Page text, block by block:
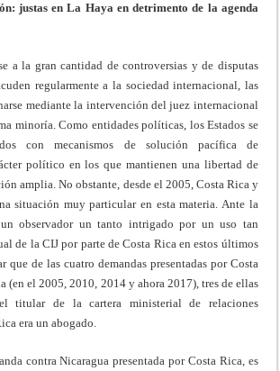
justas en La Haya en detrimento de la agenda
a la gran cantidad de controversias y de disputas
regularmente a la sociedad internacional, las
mediante la intervención del juez internacional
minoría. Como entidades políticas, los Estados se
con mecanismos de solución pacífica de
político en los que mantienen una libertad de
amplia. No obstante, desde el 2005, Costa Rica y
situación muy particular en esta materia. Ante la
observador un tanto intrigado por un uso tan
de la CIJ por parte de Costa Rica en estos últimos
que de las cuatro demandas presentadas por Costa
(en el 2005, 2010, 2014 y ahora 2017), tres de ellas
titular de la cartera ministerial de relaciones
era un abogado.
contra Nicaragua presentada por Costa Rica, es